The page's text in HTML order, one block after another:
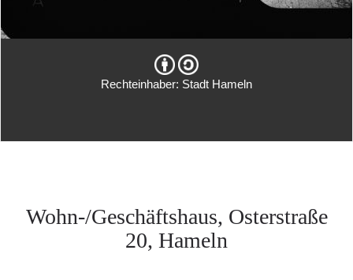
Rechteinhaber: Stadt Hameln
Wohn-/Geschäftshaus, Osterstraße
20, Hameln